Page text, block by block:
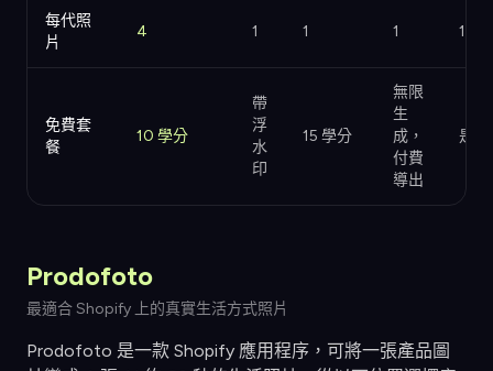
每代照
片
4 1 1 1 1
免費套
餐
10 學分
帶
浮
水
印
15 學分
無限
生
成，
付費
導出
是的
Prodofoto
最適合 Shopify 上的真實生活方式照片
Prodofoto 是一款 Shopify 應用程序，可將一張產品圖